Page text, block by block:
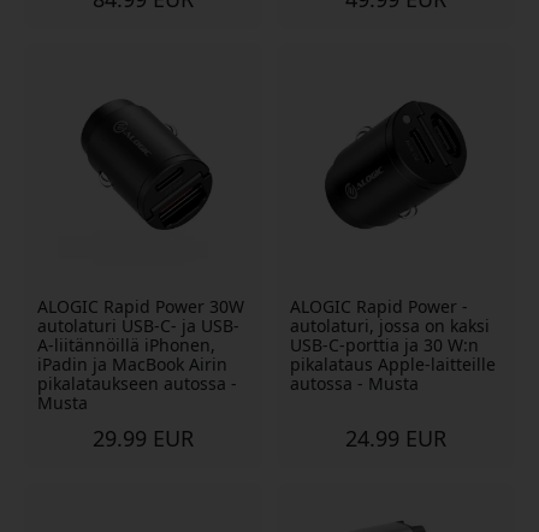
ALOGIC Rapid Power 30W
autolaturi USB-C- ja USB-
A-liitännöillä iPhonen,
iPadin ja MacBook Airin
pikalataukseen autossa -
Musta
29.99 EUR
ALOGIC Rapid Power -
autolaturi, jossa on kaksi
USB-C-porttia ja 30 W:n
pikalataus Apple-laitteille
autossa - Musta
24.99 EUR